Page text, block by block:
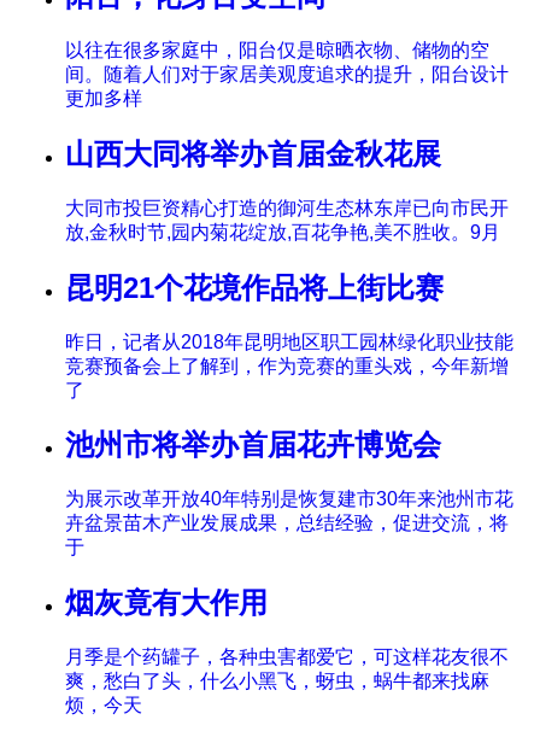
以往在很多家庭中，阳台仅是晾晒衣物、储物的空
间。随着人们对于家居美观度追求的提升，阳台设计
更加多样
山西大同将举办首届金秋花展
大同市投巨资精心打造的御河生态林东岸已向市民开
放,金秋时节,园内菊花绽放,百花争艳,美不胜收。9月
昆明21个花境作品将上街比赛
昨日，记者从2018年昆明地区职工园林绿化职业技能
竞赛预备会上了解到，作为竞赛的重头戏，今年新增
了
池州市将举办首届花卉博览会
为展示改革开放40年特别是恢复建市30年来池州市花
卉盆景苗木产业发展成果，总结经验，促进交流，将
于
烟灰竟有大作用
月季是个药罐子，各种虫害都爱它，可这样花友很不
爽，愁白了头，什么小黑飞，蚜虫，蜗牛都来找麻
烦，今天